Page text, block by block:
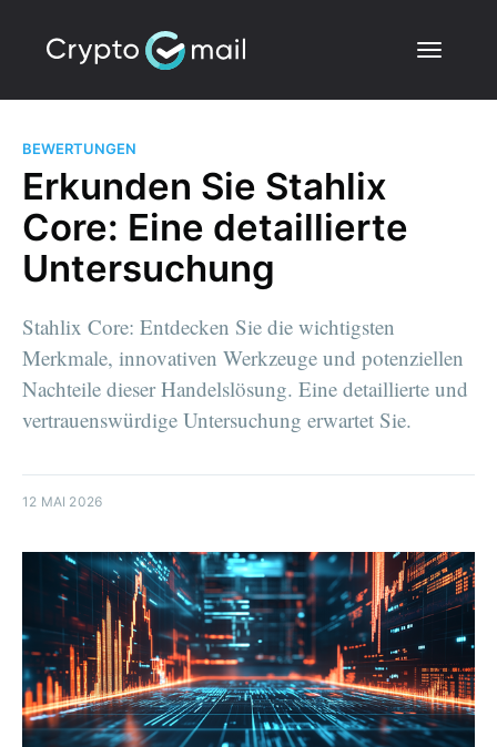
BEWERTUNGEN
Erkunden Sie Stahlix
Core: Eine detaillierte
Untersuchung
Stahlix Core: Entdecken Sie die wichtigsten
Merkmale, innovativen Werkzeuge und potenziellen
Nachteile dieser Handelslösung. Eine detaillierte und
vertrauenswürdige Untersuchung erwartet Sie.
12 MAI 2026